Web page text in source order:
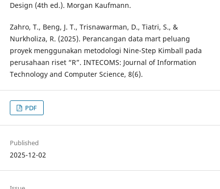
Design (4th ed.). Morgan Kaufmann.
Zahro, T., Beng, J. T., Trisnawarman, D., Tiatri, S., &
Nurkholiza, R. (2025). Perancangan data mart peluang
proyek menggunakan metodologi Nine-Step Kimball pada
perusahaan riset “R”. INTECOMS: Journal of Information
Technology and Computer Science, 8(6).
PDF
Published
2025-12-02